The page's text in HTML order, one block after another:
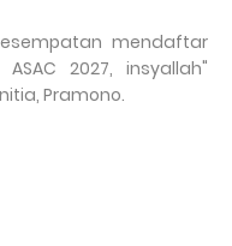
mendaftar
2027, insyallah"
Pramono.